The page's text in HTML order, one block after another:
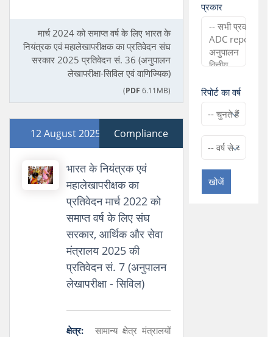
प्रकार
रिपोर्ट का वर्ष
खोजें
मार्च 2024 को समाप्त वर्ष के लिए भारत के
नियंत्रक एवं महालेखापरीक्षक का प्रतिवेदन संघ
सरकार 2025 प्रतिवेदन सं. 36 (अनुपालन
लेखापरीक्षा-सिविल एवं वाणिज्यिक)
(PDF 6.11MB)
12 August 2025 Compliance
भारत के नियंत्रक एवं
महालेखापरीक्षक का
प्रतिवेदन मार्च 2022 को
समाप्त वर्ष के लिए संघ
सरकार, आर्थिक और सेवा
मंत्रालय 2025 की
प्रतिवेदन सं. 7 (अनुपालन
लेखापरीक्षा - सिविल)
क्षेत्र:
सामान्य क्षेत्र मंत्रालयों